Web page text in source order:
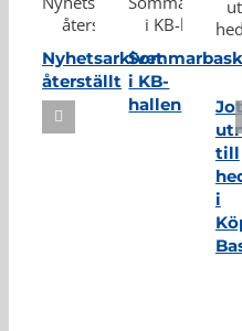
Nyhetsarkivet
återställt i KB-
hallen
till
i